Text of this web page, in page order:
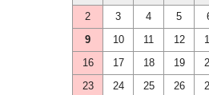
2
3 4 5
9
10 11 12
16
17 18 19
23
24 25 26